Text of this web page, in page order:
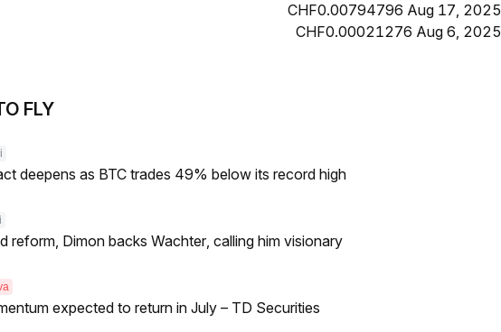
CHF0.00794796 Aug 17, 2025
CHF0.00021276 Aug 6, 2025
FLY
deepens as BTC trades 49% below its record high
reform, Dimon backs Wachter, calling him visionary
expected to return in July – TD Securities